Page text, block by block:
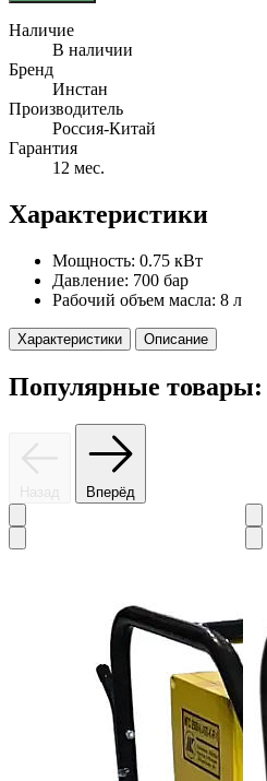
Наличие
В наличии
Бренд
Инстан
Производитель
Россия-Китай
Гарантия
12 мес.
Характеристики
Мощность: 0.75 кВт
Давление: 700 бар
Рабочий объем масла: 8 л
Характеристики Описание
Популярные товары:
Назад Вперёд